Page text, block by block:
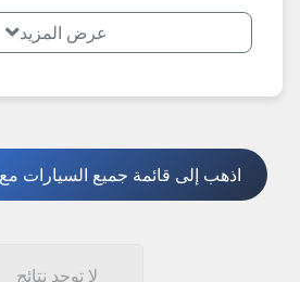
نزوى، بركاء، السيب، بوشر، مطرح،
الولايات – أسعار تبدأ من 2,500 ريال للسيارات القديمة.
- كريسيدا كلاسيكية: سيدان فاخرة
1. اطلب صور حديثة + فحص شامل
عرض المزيد
اذهب إلى قائمة جميع السيارات
لا توجد نتائج